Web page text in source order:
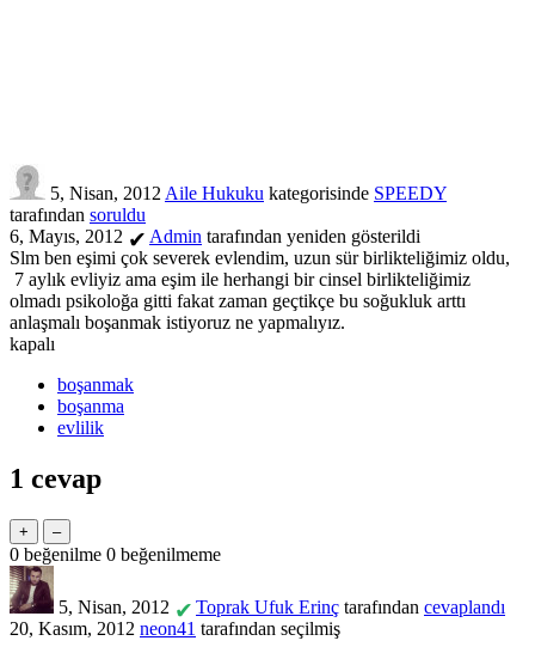
5, Nisan, 2012 Aile Hukuku kategorisinde SPEEDY
tarafından soruldu
6, Mayıs, 2012 ✔ Admin tarafından yeniden gösterildi
Slm ben eşimi çok severek evlendim, uzun sür birlikteliğimiz oldu,
7 aylık evliyiz ama eşim ile herhangi bir cinsel birlikteliğimiz
olmadı psikoloğa gitti fakat zaman geçtikçe bu soğukluk arttı
anlaşmalı boşanmak istiyoruz ne yapmalıyız.
kapalı
boşanmak
boşanma
evlilik
1 cevap
0 beğenilme 0 beğenilmeme
5, Nisan, 2012 ✔ Toprak Ufuk Erinç tarafından cevaplandı
20, Kasım, 2012 neon41 tarafından seçilmiş